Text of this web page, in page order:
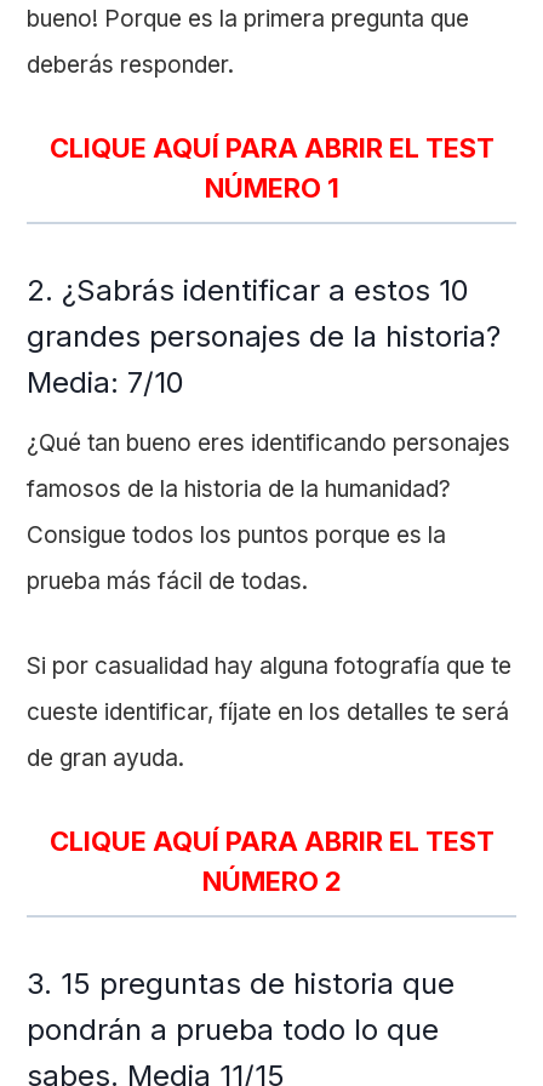
bueno! Porque es la primera pregunta que
deberás responder.
CLIQUE AQUÍ PARA ABRIR EL TEST
NÚMERO 1
2. ¿Sabrás identificar a estos 10
grandes personajes de la historia?
Media: 7/10
¿Qué tan bueno eres identificando personajes
famosos de la historia de la humanidad?
Consigue todos los puntos porque es la
prueba más fácil de todas.
Si por casualidad hay alguna fotografía que te
cueste identificar, fíjate en los detalles te será
de gran ayuda.
CLIQUE AQUÍ PARA ABRIR EL TEST
NÚMERO 2
3. 15 preguntas de historia que
pondrán a prueba todo lo que
sabes. Media 11/15